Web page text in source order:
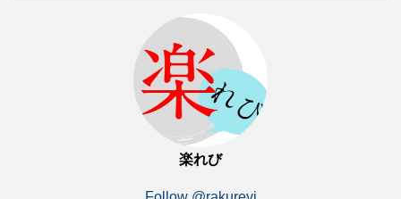
楽れび